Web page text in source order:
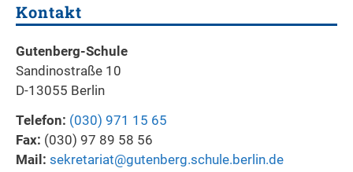
Kontakt
Gutenberg-Schule
Sandinostraße 10
D-13055 Berlin
Telefon: (030) 971 15 65
Fax: (030) 97 89 58 56
Mail: sekretariat@gutenberg.schule.berlin.de